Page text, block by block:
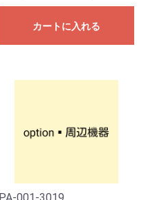
カートに入れる